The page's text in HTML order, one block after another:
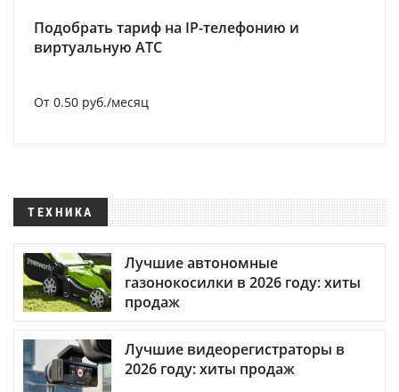
Подобрать тариф на IP-телефонию и
виртуальную АТС
От 0.50 руб./месяц
ТЕХНИКА
Лучшие автономные
газонокосилки в 2026 году: хиты
продаж
Лучшие видеорегистраторы в
2026 году: хиты продаж